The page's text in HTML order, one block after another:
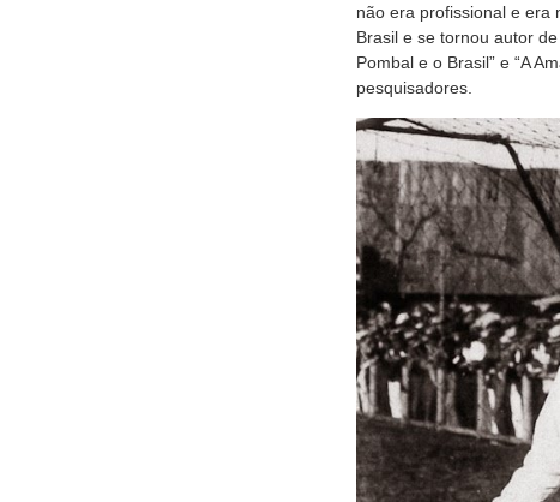
não era profissional e era
Brasil e se tornou autor
Pombal e o Brasil” e “A
pesquisadores.